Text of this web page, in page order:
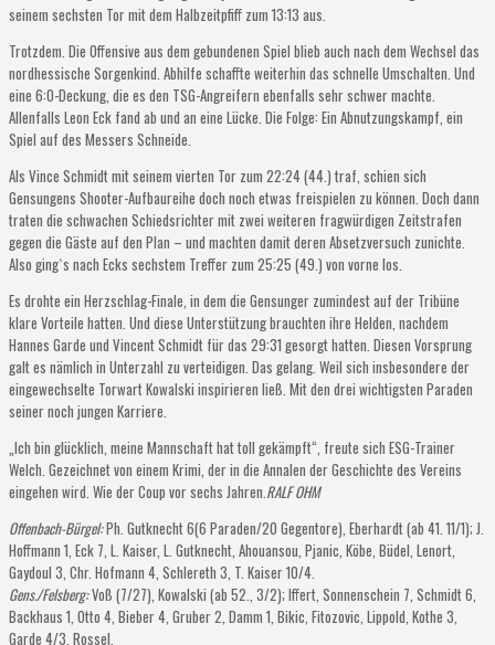
seinem sechsten Tor mit dem Halbzeitpfiff zum 13:13 aus.
Trotzdem. Die Offensive aus dem gebundenen Spiel blieb auch nach dem Wechsel das
nordhessische Sorgenkind. Abhilfe schaffte weiterhin das schnelle Umschalten. Und
eine 6:0-Deckung, die es den TSG-Angreifern ebenfalls sehr schwer machte.
Allenfalls Leon Eck fand ab und an eine Lücke. Die Folge: Ein Abnutzungskampf, ein
Spiel auf des Messers Schneide.
Als Vince Schmidt mit seinem vierten Tor zum 22:24 (44.) traf, schien sich
Gensungens Shooter-Aufbaureihe doch noch etwas freispielen zu können. Doch dann
traten die schwachen Schiedsrichter mit zwei weiteren fragwürdigen Zeitstrafen
gegen die Gäste auf den Plan – und machten damit deren Absetzversuch zunichte.
Also ging`s nach Ecks sechstem Treffer zum 25:25 (49.) von vorne los.
Es drohte ein Herzschlag-Finale, in dem die Gensunger zumindest auf der Tribüne
klare Vorteile hatten. Und diese Unterstützung brauchten ihre Helden, nachdem
Hannes Garde und Vincent Schmidt für das 29:31 gesorgt hatten. Diesen Vorsprung
galt es nämlich in Unterzahl zu verteidigen. Das gelang. Weil sich insbesondere der
eingewechselte Torwart Kowalski inspirieren ließ. Mit den drei wichtigsten Paraden
seiner noch jungen Karriere.
„Ich bin glücklich, meine Mannschaft hat toll gekämpft“, freute sich ESG-Trainer
Welch. Gezeichnet von einem Krimi, der in die Annalen der Geschichte des Vereins
eingehen wird. Wie der Coup vor sechs Jahren. RALF OHM
Offenbach-Bürgel:Ph. Gutknecht 6(6 Paraden/20 Gegentore), Eberhardt (ab 41. 11/1); J.
Hoffmann 1, Eck 7, L. Kaiser, L. Gutknecht, Ahouansou, Pjanic, Köbe, Büdel, Lenort,
Gaydoul 3, Chr. Hofmann 4, Schlereth 3, T. Kaiser 10/4.
Gens./Felsberg:Voß (7/27), Kowalski (ab 52., 3/2); Iffert, Sonnenschein 7, Schmidt 6,
Backhaus 1, Otto 4, Bieber 4, Gruber 2, Damm 1, Bikic, Fitozovic, Lippold, Kothe 3,
Garde 4/3, Rossel.